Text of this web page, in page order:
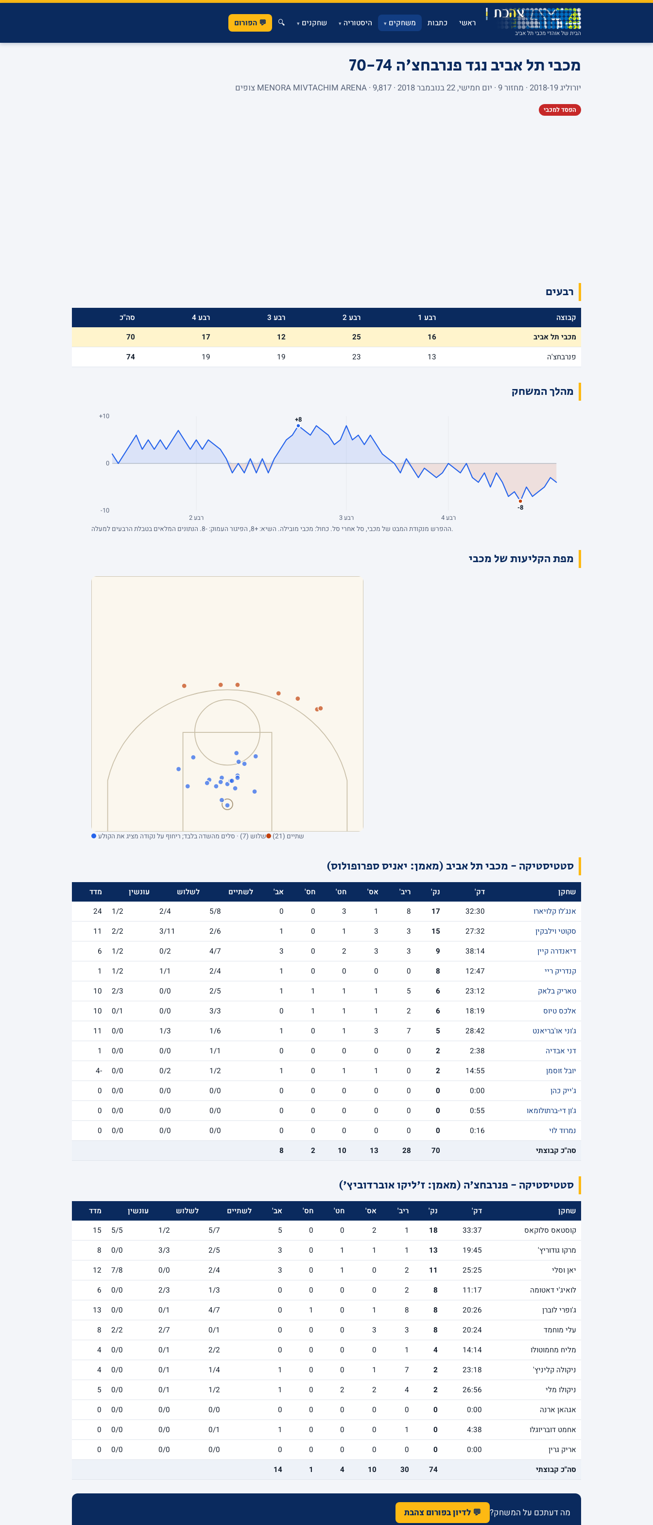
הבית של אוהדי מכבי תל אביב
ראשי כתבות משחקים▾ היסטוריה▾ שחקנים▾
🔍 💬 הפורום
מכבי תל אביב נגד פנרבחצ'ה 70-74
יורוליג 2018-19 · מחזור 9 · יום חמישי, 22 בנובמבר 2018 · MENORA MIVTACHIM ARENA · 9,817 צופים
הפסד למכבי
רבעים
קבוצה רבע 1 רבע 2 רבע 3 רבע 4
סה"כ
מכבי תל אביב
16
25
12
17
70
פנרבחצ'ה
13
23
19
19
74
מהלך המשחק
+10
0
-10
+8
-8
רבע 2
רבע 3 רבע 4
ההפרש מנקודת המבט של מכבי, סל אחרי סל. כחול: מכבי מובילה. השיא: +8, הפיגור העמוק: -8. הנתונים המלאים בטבלת הרבעים למעלה.
מפת הקליעות של מכבי
שתיים (21) שלוש (7) · סלים מהשדה בלבד; ריחוף על נקודה מציג את הקולע
סטטיסטיקה - מכבי תל אביב (מאמן: יאניס ספרופולוס)
שחקן דק' נק' ריב' אס' חט' חס' אב' לשתיים לשלוש עונשין
מדד
אנג'לו קלויארו
32:30
17
8
1
3
0
0
5/8
2/4
1/2
24
סקוטי וילבקין
27:32
15
3
3
1
0
1
2/6
3/11
2/2
11
דיאנדרה קיין
38:14
9
3
3
2
0
3
4/7
0/2
1/2
6
קנדריק ריי
12:47
8
0
0
0
0
1
2/4
1/1
1/2
1
טאריק בלאק
23:12
6
5
1
1
1
1
2/5
0/0
2/3
10
אלכס טיוס
18:19
6
2
1
1
1
0
3/3
0/0
0/1
10
ג'וני או'בריאנט
28:42
5
7
3
1
0
1
1/6
1/3
0/0
11
דני אבדיה
2:38
2
0
0
0
0
0
1/1
0/0
0/0
1
יובל זוסמן
14:55
2
0
1
1
0
1
1/2
0/2
0/0
-4
ג'ייק כהן
0:00
0
0
0
0
0
0
0/0
0/0
0/0
0
ג'ון די-ברתולומאו
0:55
0
0
0
0
0
0
0/0
0/0
0/0
0
נמרוד לוי
0:16
0
0
0
0
0
0
0/0
0/0
0/0
0
סה"כ קבוצתי
70
28
13
10
2
8
סטטיסטיקה - פנרבחצ'ה (מאמן: ז'ליקו אוברדוביץ')
שחקן דק' נק' ריב' אס' חט' חס' אב' לשתיים לשלוש עונשין
מדד
קוסטאס סלוקאס
33:37
18
1
2
0
0
5
5/7
1/2
5/5
15
מרקו גודוריץ'
19:45
13
1
1
1
0
3
2/5
3/3
0/0
8
יאן וסלי
25:25
11
2
0
1
0
3
2/4
0/0
7/8
12
לואיג'י דאטומה
11:17
8
2
0
0
0
0
1/3
2/3
0/0
6
ג'ופרי לוברן
20:26
8
8
1
0
1
0
4/7
0/1
0/0
13
עלי מוחמד
20:24
8
3
3
0
0
0
0/1
2/7
2/2
8
מליח מחמוטולו
14:14
4
1
0
0
0
0
2/2
0/1
0/0
4
ניקולה קליניץ'
23:18
2
7
1
0
0
1
1/4
0/1
0/0
4
ניקולו מלי
26:56
2
4
2
2
0
1
1/2
0/1
0/0
5
אגהאן ארנה
0:00
0
0
0
0
0
0
0/0
0/0
0/0
0
אחמט דובריוגלו
4:38
0
1
0
0
0
1
0/1
0/0
0/0
0
אריק גרין
0:00
0
0
0
0
0
0
0/0
0/0
0/0
0
סה"כ קבוצתי
74
30
10
4
1
14
מה דעתכם על המשחק? 💬 לדיון בפורום צהבת